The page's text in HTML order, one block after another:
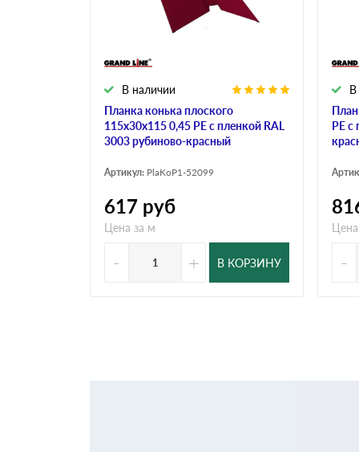
Планка конька плоского
115х30х115 0,45 PE с пленкой RAL
3003 рубиново-красный
В наличии
Артикул: PlaKoP1-52099
617 руб
Цена за м
- + В КОРЗИНУ
PE с
В
-